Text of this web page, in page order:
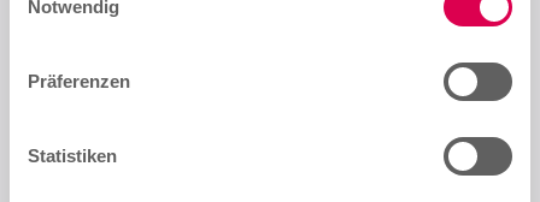
Notwendig
Präferenzen
Statistiken
Das neue Werbeportal ist live!
Alles, was Sie für Ihre Kommunikationsarbeit brauchen: